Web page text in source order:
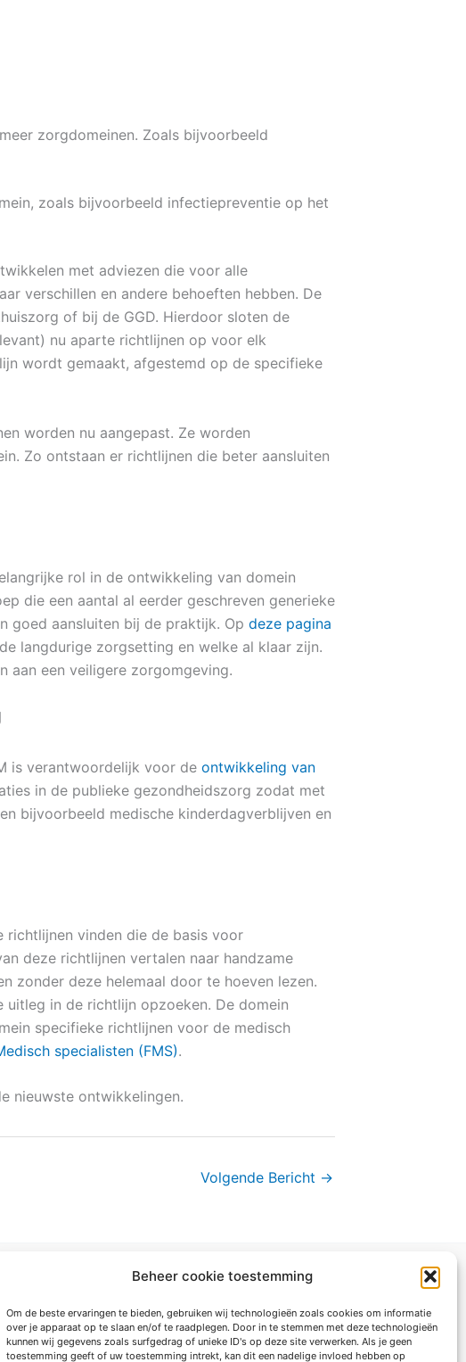
Beheer cookie toestemming
Om de beste ervaringen te bieden, gebruiken wij technologieën zoals cookies om informatie
over je apparaat op te slaan en/of te raadplegen. Door in te stemmen met deze technologieën
kunnen wij gegevens zoals surfgedrag of unieke ID's op deze site verwerken. Als je geen
toestemming geeft of uw toestemming intrekt, kan dit een nadelige invloed hebben op
zorgdomeinen. Zoals bijvoorbeeld
zoals bijvoorbeeld infectiepreventie op het
met adviezen die voor alle
verschillen en andere behoeften hebben. De
of bij de GGD. Hierdoor sloten de
nu aparte richtlijnen op voor elk
wordt gemaakt, afgestemd op de specifieke
worden nu aangepast. Ze worden
Zo ontstaan er richtlijnen die beter aansluiten
rol in de ontwikkeling van domein
die een aantal al eerder geschreven generieke
goed aansluiten bij de praktijk. Op deze pagina
langdurige zorgsetting en welke al klaar zijn.
aan een veiligere zorgomgeving.
is verantwoordelijk voor de ontwikkeling van
in de publieke gezondheidszorg zodat met
bijvoorbeeld medische kinderdagverblijven en
richtlijnen vinden die de basis voor
deze richtlijnen vertalen naar handzame
zonder deze helemaal door te hoeven lezen.
in de richtlijn opzoeken. De domein
specifieke richtlijnen voor de medisch
specialisten (FMS).
nieuwste ontwikkelingen.
Volgende Bericht →
Klachtenregeling
Algemene voorwaarden individuele